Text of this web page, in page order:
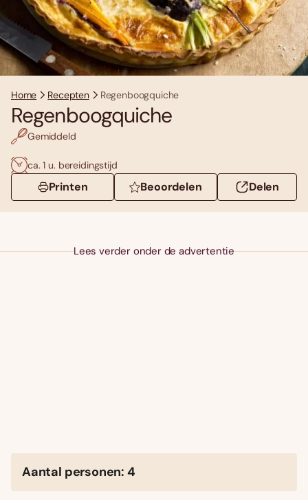
Home Recepten Regenboogquiche
Regenboogquiche
Gemiddeld
ca. 1 u. bereidingstijd
Printen Beoordelen Delen
Lees verder onder de advertentie
Aantal personen: 4